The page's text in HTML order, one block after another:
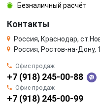
Безналичный расчёт
Контакты
Россия, Краснодар,
Россия, Ростов-на-Дону,
Офис продаж
+7 (918) 245-00-88
Офис продаж
+7 (918) 245-00-99